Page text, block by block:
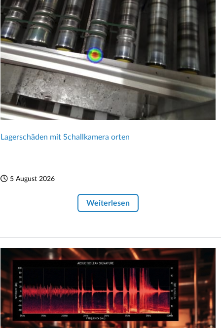
Lagerschäden mit Schallkamera orten
5 August 2026
Weiterlesen